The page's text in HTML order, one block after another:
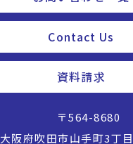
Contact Us
資料請求
〒564-8680
大阪府吹田市山手町3丁